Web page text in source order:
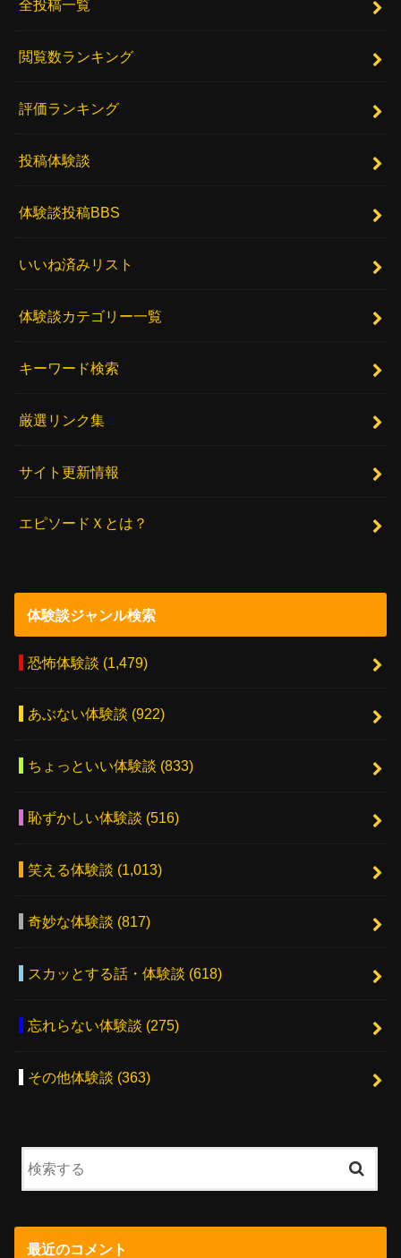
全投稿一覧
閲覧数ランキング
評価ランキング
投稿体験談
体験談投稿BBS
いいね済みリスト
体験談カテゴリー一覧
キーワード検索
厳選リンク集
サイト更新情報
エピソードＸとは？
体験談ジャンル検索
恐怖体験談 (1,479)
あぶない体験談 (922)
ちょっといい体験談 (833)
恥ずかしい体験談 (516)
笑える体験談 (1,013)
奇妙な体験談 (817)
スカッとする話・体験談 (618)
忘れらない体験談 (275)
その他体験談 (363)
最近のコメント